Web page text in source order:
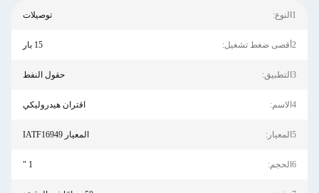
1النوع: توصيلات
2أقصى ضغط تشغيل: 15 بار
3التطبيق: حقول النفط
4الاسم: اقتران هيدروليكي
5المعيار: المعيار IATF16949
6الحجم: 1 "